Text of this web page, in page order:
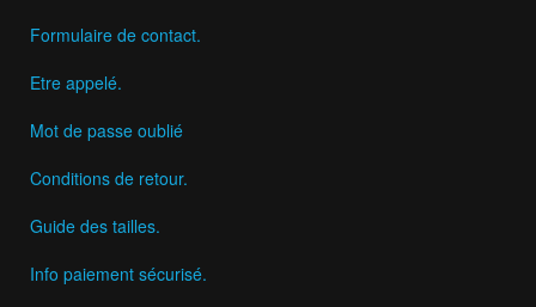
Formulaire de contact.
Etre appelé.
Mot de passe oublié
Conditions de retour.
Guide des tailles.
Info paiement sécurisé.